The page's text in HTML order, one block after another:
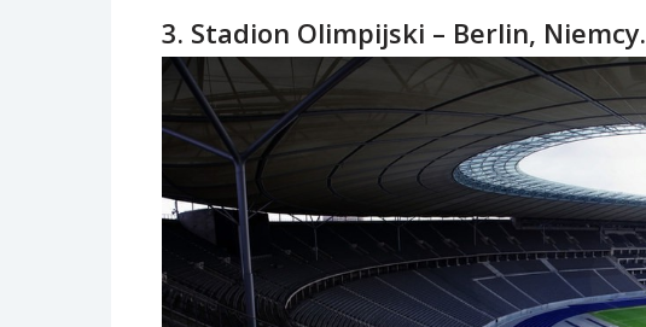
3. Stadion Olimpijski – Berlin, Niemcy.